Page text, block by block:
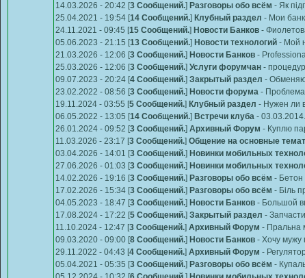
14.03.2026 - 20:42 [3 Сообщений.] Разговоры обо всём - Як
25.04.2021 - 19:54 [14 Сообщений.] Клубный раздел - Мои
24.11.2021 - 09:45 [15 Сообщений.] Новости Банков -
05.06.2023 - 21:15 [13 Сообщений.] Новости технологий - Мой
21.03.2026 - 12:06 [3 Сообщений.] Новости Банков -
25.03.2026 - 12:06 [3 Сообщений.] Услуги форумчан -
09.07.2023 - 20:24 [4 Сообщений.] Закрытый раздел -
23.02.2022 - 08:56 [3 Сообщений.] Новости форума -
19.11.2024 - 03:55 [5 Сообщений.] Клубный раздел - Нужен ли
06.05.2022 - 13:05 [14 Сообщений.] Встречи клуба -
26.01.2024 - 09:52 [3 Сообщений.] Архивный Форум - Куплю
11.03.2026 - 23:17 [3 Сообщений.] Общение на основные
03.04.2026 - 14:01 [3 Сообщений.] Новинки мобильных
27.06.2026 - 01:03 [3 Сообщений.] Новинки мобильных
14.02.2026 - 19:16 [3 Сообщений.] Разговоры обо всём -
17.02.2026 - 15:34 [3 Сообщений.] Разговоры обо всём - Біль
04.05.2023 - 18:47 [3 Сообщений.] Новости Банков - Большой
17.08.2024 - 17:22 [5 Сообщений.] Закрытый раздел -
11.10.2024 - 12:47 [3 Сообщений.] Архивный Форум - Пральна
09.03.2020 - 09:00 [8 Сообщений.] Новости Банков - Хочу мужу
29.11.2022 - 04:43 [4 Сообщений.] Архивный Форум -
05.04.2021 - 05:35 [3 Сообщений.] Разговоры обо всём -